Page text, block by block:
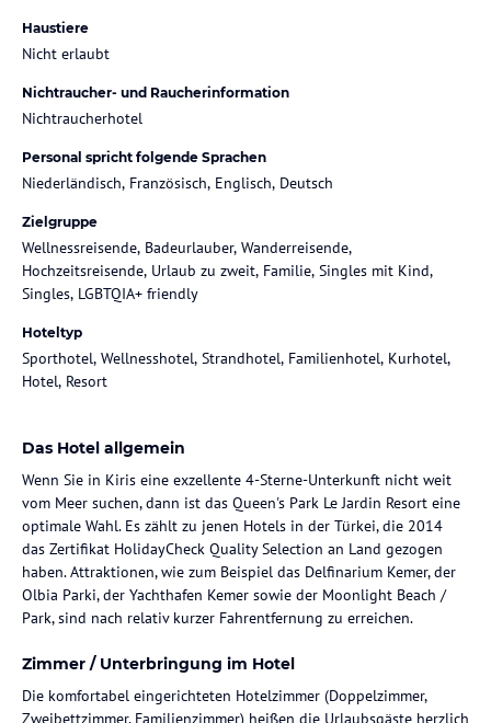
Haustiere
Nicht erlaubt
Nichtraucher- und Raucherinformation
Nichtraucherhotel
Personal spricht folgende Sprachen
Niederländisch, Französisch, Englisch, Deutsch
Zielgruppe
Wellnessreisende, Badeurlauber, Wanderreisende,
Hochzeitsreisende, Urlaub zu zweit, Familie, Singles mit Kind,
Singles, LGBTQIA+ friendly
Hoteltyp
Sporthotel, Wellnesshotel, Strandhotel, Familienhotel, Kurhotel,
Hotel, Resort
Das Hotel allgemein
Wenn Sie in Kiris eine exzellente 4-Sterne-Unterkunft nicht weit
vom Meer suchen, dann ist das Queen's Park Le Jardin Resort eine
optimale Wahl. Es zählt zu jenen Hotels in der Türkei, die 2014
das Zertifikat HolidayCheck Quality Selection an Land gezogen
haben. Attraktionen, wie zum Beispiel das Delfinarium Kemer, der
Olbia Parki, der Yachthafen Kemer sowie der Moonlight Beach /
Park, sind nach relativ kurzer Fahrentfernung zu erreichen.
Zimmer / Unterbringung im Hotel
Die komfortabel eingerichteten Hotelzimmer (Doppelzimmer,
Zweibettzimmer, Familienzimmer) heißen die Urlaubsgäste herzlich